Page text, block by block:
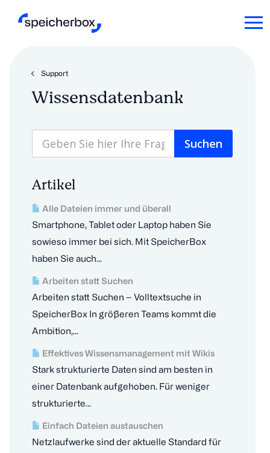
Support
Wissensdatenbank
Artikel
Alle Dateien immer und überall
Smartphone, Tablet oder Laptop haben Sie
sowieso immer bei sich. Mit SpeicherBox
haben Sie auch...
Arbeiten statt Suchen
Arbeiten statt Suchen – Volltextsuche in
SpeicherBox In größeren Teams kommt die
Ambition,...
Effektives Wissensmanagement mit Wikis
Stark strukturierte Daten sind am besten in
einer Datenbank aufgehoben. Für weniger
strukturierte...
Einfach Dateien austauschen
Netzlaufwerke sind der aktuelle Standard für